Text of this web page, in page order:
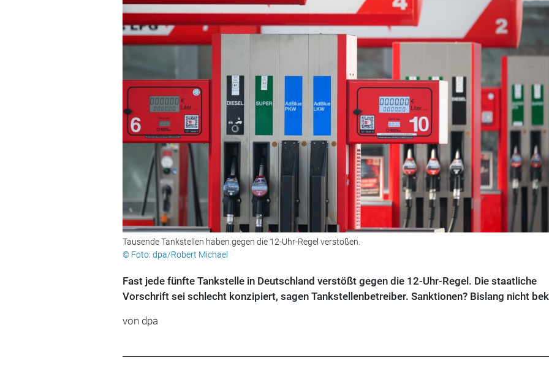
Tausende Tankstellen haben gegen die 12-Uhr-Regel verstoßen.
© Foto: dpa/Robert Michael
Fast jede fünfte Tankstelle in Deutschland verstößt gegen die 12-Uhr-Regel. Die staatliche
Vorschrift sei schlecht konzipiert, sagen Tankstellenbetreiber. Sanktionen? Bislang nicht
von dpa